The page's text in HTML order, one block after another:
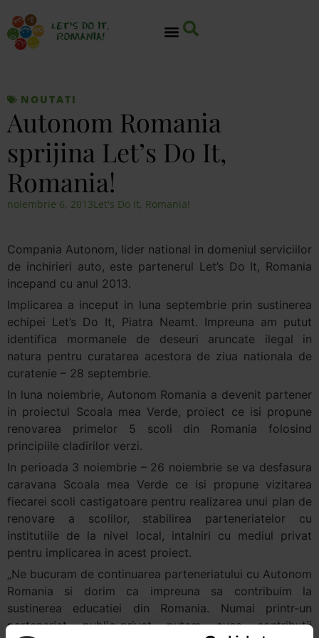
NOUTATI
Autonom Romania
sprijina Let’s Do It,
Romania!
noiembrie 6, 2013Let's Do It, Romania!
Compania Autonom, lider national in domeniul serviciilor
de inchirieri auto, este partenerul Let’s Do It, Romania
incepand cu anul 2013.
Implicarea a inceput in luna septembrie prin sustinerea
echipei Let’s Do It, Piatra Neamt. Impreuna am putut
identifica mormanele de deseuri aruncate ilegal in
natura pentru curatarea acestora de ziua nationala de
curatenie – 28 septembrie.
In luna noiembrie, Autonom Romania a devenit partener
in proiectul Scoala mea Verde, proiect ce isi propune
renovarea primelor 5 scoli din Romania folosind
principiile cladirilor verzi.
In perioada 3 noiembrie – 26 noiembrie se va desfasura
caravana Scoala mea Verde ce isi propune vizitarea
fiecarei scoli castigatoare pentru realizarea unui plan de
renovare a scolilor, stabilirea parteneriatelor cu
institutiile de la nivel local, intalniri cu mediul privat
pentru implicarea in acest proiect.
„Ne bucuram de continuarea parteneriatului cu Autonom
Romania si dorim ca impreuna sa contribuim la
sustinerea educatiei din Romania. Numai printr-un
parteneriat public-privat putem avea contributii